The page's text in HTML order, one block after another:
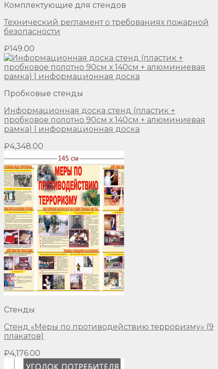
Комплектующие для стендов
Технический регламент о требованиях пожарной
безопасности
₽149.00
Пробковые стенды
Информационная доска стенд (пластик +
пробковое полотно 90см х 140см + алюминиевая
рамка) | информационная доска
₽4,348.00
Стенды
Стенд «Меры по противодействию терроризму» (9
плакатов)
₽4,176.00